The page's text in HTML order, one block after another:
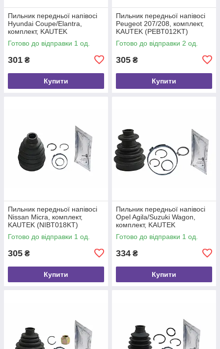
Пильник передньої напівосі
Hyundai Coupe/Elantra,
комплект, KAUTEK
(HYBT014KT)
Готово до відправки 1 од.
301 ₴
Купити
Пильник передньої напівосі
Peugeot 207/208, комплект,
KAUTEK (PEBT012KT)
Готово до відправки 2 од.
305 ₴
Купити
Пильник передньої напівосі
Nissan Micra, комплект,
KAUTEK (NIBT018KT)
Готово до відправки 1 од.
305 ₴
Купити
Пильник передньої напівосі
Opel Agila/Suzuki Wagon,
комплект, KAUTEK
(OPBT022KT)
Готово до відправки 1 од.
334 ₴
Купити